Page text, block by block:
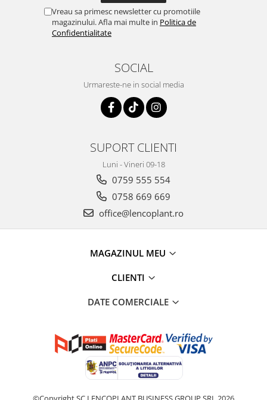
Vreau sa primesc newsletter cu promotiile
magazinului. Afla mai multe in Politica de
Confidentialitate
SOCIAL
Urmareste-ne in social media
SUPORT CLIENTI
Luni - Vineri 09-18
0759 555 554
0758 669 669
office@lencoplant.ro
MAGAZINUL MEU
CLIENTI
DATE COMERCIALE